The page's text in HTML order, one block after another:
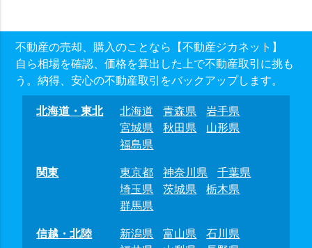
不動産の売却、購入のことなら【不動産ジカネット】
自ら相場を確認、価格を算出した上で不動産取引に挑も
う。納得、安心の不動産取引をバックアップします。
北海道・東北 北海道 青森県
岩手県
宮城県
秋田県
山形県
福島県
関東
東京都 神奈川県
千葉県
埼玉県
茨城県
栃木県
群馬県
信越・北陸
新潟県 富山県
石川県